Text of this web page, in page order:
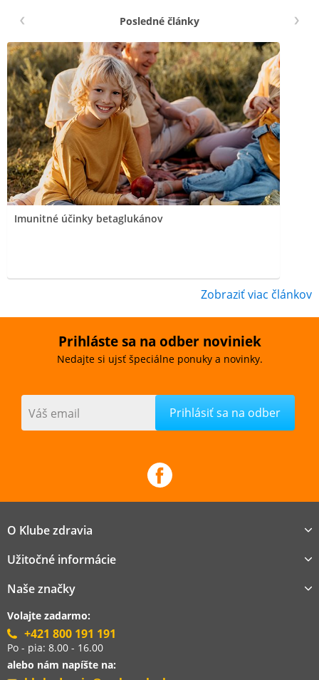
Posledné články
Imunitné účinky betaglukánov
Zobraziť viac článkov
Prihláste sa na odber noviniek
Nedajte si ujsť špeciálne ponuky a novinky.
Váš email
O Klube zdravia
Užitočné informácie
Naše značky
Volajte zadarmo:
+421 800 191 191
Po - pia: 8.00 - 16.00
alebo nám napíšte na: